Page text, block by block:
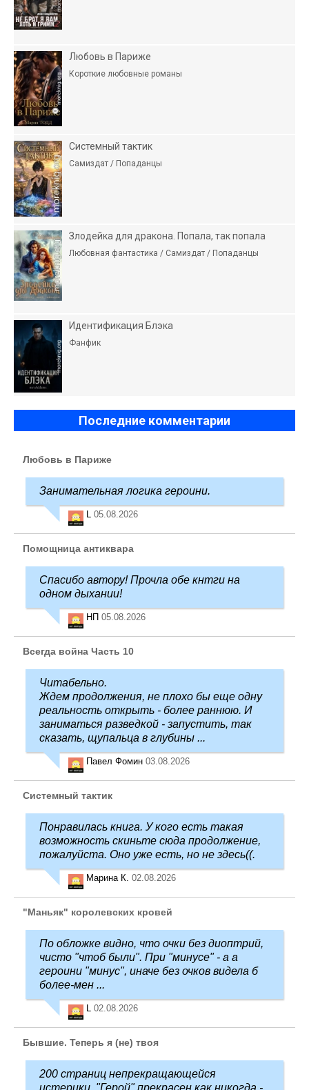
Любовь в Париже
Короткие любовные романы
Системный тактик
Самиздат / Попаданцы
Злодейка для дракона. Попала, так попала
Любовная фантастика / Самиздат / Попаданцы
Идентификация Блэка
Фанфик
Последние комментарии
Любовь в Париже
Занимательная логика героини.
L 05.08.2026
Помощница антиквара
Спасибо автору! Прочла обе кнтги на
одном дыхании!
НП 05.08.2026
Всегда война Часть 10
Читабельно.
Ждем продолжения, не плохо бы еще одну
реальность открыть - более раннюю. И
заниматься разведкой - запустить, так
сказать, щупальца в глубины ...
Павел Фомин 03.08.2026
Системный тактик
Понравилась книга. У кого есть такая
возможность скиньте сюда продолжение,
пожалуйста. Оно уже есть, но не здесь((.
Марина К. 02.08.2026
"Маньяк" королевских кровей
По обложке видно, что очки без диоптрий,
чисто "чтоб были". При "минусе" - а а
героини "минус", иначе без очков видела б
более-мен ...
L 02.08.2026
Бывшие. Теперь я (не) твоя
200 страниц непрекращающейся